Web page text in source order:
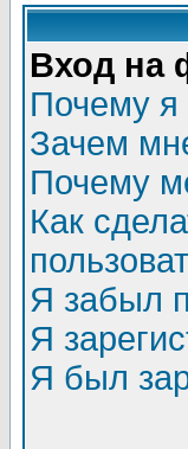
Вход на
Почему я
Зачем
Почему
Как
Я забыл
Я
Я был